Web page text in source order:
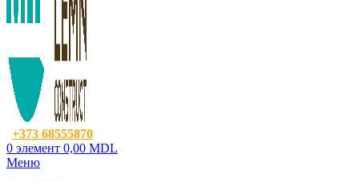
+373 68555870
0 элемент 0,00 MDL
Меню